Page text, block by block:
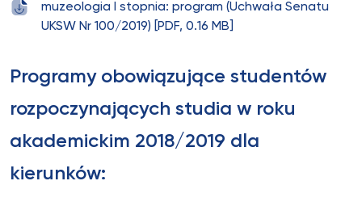
muzeologia I stopnia: program (Uchwała Senatu
UKSW Nr 100/2019) [PDF, 0.16 MB]
Programy obowiązujące studentów
rozpoczynających studia w roku
akademickim 2018/2019 dla
kierunków: